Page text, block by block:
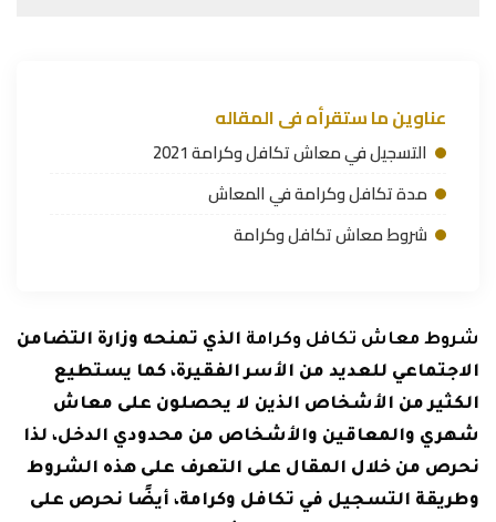
عناوين ما ستقرأه فى المقاله
التسجيل في معاش تكافل وكرامة 2021
مدة تكافل وكرامة في المعاش
شروط معاش تكافل وكرامة
شروط معاش تكافل وكرامة الذي تمنحه وزارة التضامن
الاجتماعي للعديد من الأسر الفقيرة، كما يستطيع
الكثير من الأشخاص الذين لا يحصلون على معاش
شهري والمعاقين والأشخاص من محدودي الدخل، لذا
نحرص من خلال المقال على التعرف على هذه الشروط
وطريقة التسجيل في تكافل وكرامة، أيضًا نحرص على